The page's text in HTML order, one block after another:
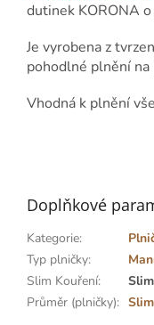
dutinek KORONA
Je vyrobena z
pohodlné plnění
Vhodná k plnění
Doplňkové
Kategorie:
Typ plničky:
Slim Kouření:
Průměr (plničky):